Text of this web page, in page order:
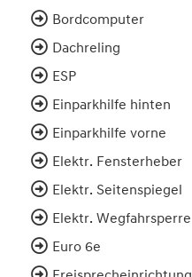
Bordcomputer
Dachreling
ESP
Einparkhilfe hinten
Einparkhilfe vorne
Elektr. Fensterheber
Elektr. Seitenspiegel
Elektr. Wegfahrsperre
Euro 6e